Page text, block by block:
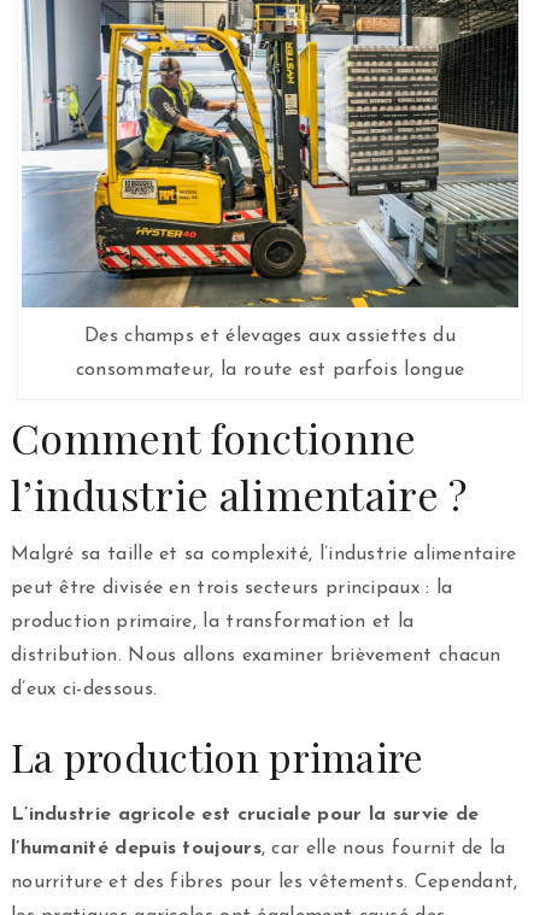
Des champs et élevages aux assiettes du
consommateur, la route est parfois longue
Comment fonctionne
l’industrie alimentaire ?
Malgré sa taille et sa complexité, l’industrie alimentaire
peut être divisée en trois secteurs principaux : la
production primaire, la transformation et la
distribution. Nous allons examiner brièvement chacun
d’eux ci-dessous.
La production primaire
L’industrie agricole est cruciale pour la survie de
l’humanité depuis toujours, car elle nous fournit de la
nourriture et des fibres pour les vêtements. Cependant,